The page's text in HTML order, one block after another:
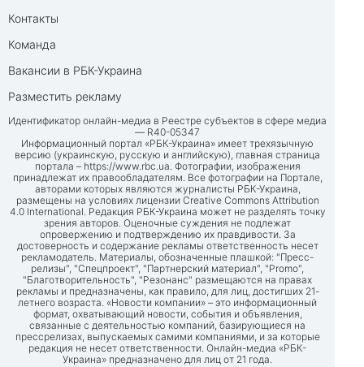
Контакты
Команда
Вакансии в РБК-Украина
Разместить рекламу
Идентификатор онлайн-медиа в Реестре субъектов в сфере медиа
— R40-05347
Информационный портал «РБК-Украина» имеет трехязычную
версию (украинскую, русскую и английскую), главная страница
портала – https://www.rbc.ua . Фотографии, изображения
принадлежат их правообладателям. Все фотографии на Портале,
авторами которых являются журналисты РБК-Украина,
размещены на условиях лицензии Creative Commons Attribution
4.0 International. Редакция РБК-Украина может не разделять точку
зрения авторов. Оценочные суждения не подлежат
опровержению и подтверждению их правдивости. За
достоверность и содержание рекламы ответственность несет
рекламодатель. Материалы, обозначенные плашкой: "Пресс-
релизы", "Спецпроект", "Партнерский материал", "Promo",
"Благотворительность", "Резонанс" размещаются на правах
рекламы и предназначены, как правило, для лиц, достигших 21-
летнего возраста. «Новости компании» – это информационный
формат, охватывающий новости, события и объявления,
связанные с деятельностью компаний, базирующиеся на
прессрелизах, выпускаемых самими компаниями, и за которые
редакция не несет ответственности. Онлайн-медиа «РБК-
Украина» предназначено для лиц от 21 года.